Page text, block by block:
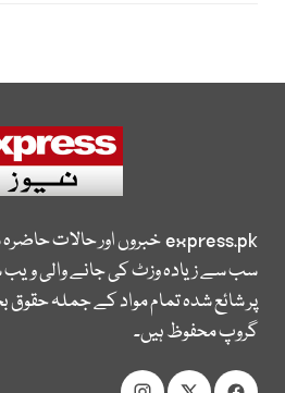
express.pkخبروں اور حالات
سب سے زیادہ وزٹ کی جانے والی
پر شائع شدہ تمام مواد کے جملہ
گروپ محفوظ ہیں۔